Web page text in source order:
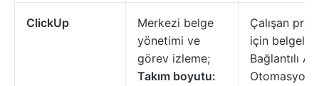
ClickUp
Merkezi belge
yönetimi ve
görev izleme;
Takım boyutu:
Çalışan
için belgeler,
Bağlantılı